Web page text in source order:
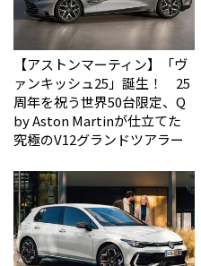
【アストンマーティン】「ヴ
ァンキッシュ25」誕生！ 25
周年を祝う世界50台限定、Q
by Aston Martinが仕立てた
究極のV12グランドツアラー